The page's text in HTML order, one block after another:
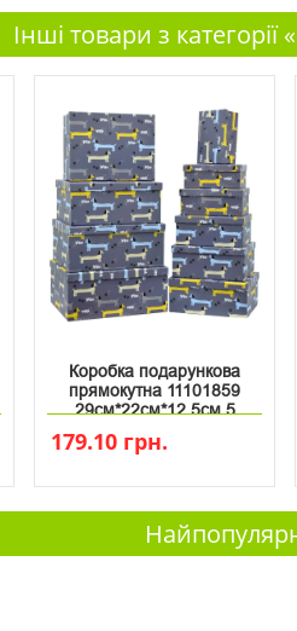
Інші товари з
Коробка подарункова
прямокутна 11101859
29см*22см*12.5см 5
179.10 грн.